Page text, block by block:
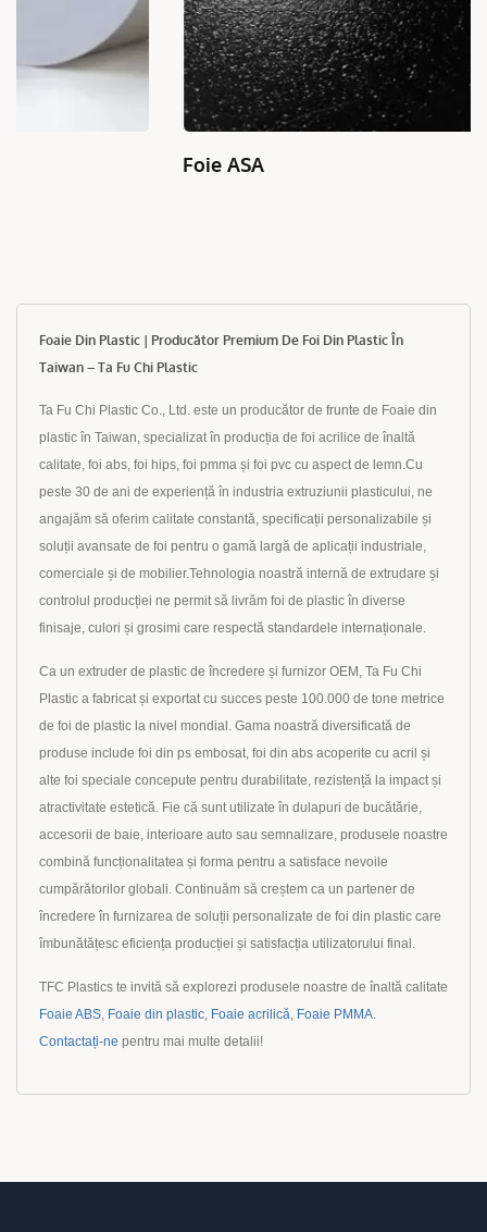
Foaie Din Plastic | Producător Premium De Foi Din Plastic În
Taiwan – Ta Fu Chi Plastic
Ta Fu Chi Plastic Co., Ltd. este un producător de frunte de Foaie din
plastic în Taiwan, specializat în producția de foi acrilice de înaltă
calitate, foi abs, foi hips, foi pmma și foi pvc cu aspect de lemn.Cu
peste 30 de ani de experiență în industria extruziunii plasticului, ne
angajăm să oferim calitate constantă, specificații personalizabile și
soluții avansate de foi pentru o gamă largă de aplicații industriale,
comerciale și de mobilier.Tehnologia noastră internă de extrudare și
controlul producției ne permit să livrăm foi de plastic în diverse
finisaje, culori și grosimi care respectă standardele internaționale.
Ca un extruder de plastic de încredere și furnizor OEM, Ta Fu Chi
Plastic a fabricat și exportat cu succes peste 100.000 de tone metrice
de foi de plastic la nivel mondial. Gama noastră diversificată de
produse include foi din ps embosat, foi din abs acoperite cu acril și
alte foi speciale concepute pentru durabilitate, rezistență la impact și
atractivitate estetică. Fie că sunt utilizate în dulapuri de bucătărie,
accesorii de baie, interioare auto sau semnalizare, produsele noastre
combină funcționalitatea și forma pentru a satisface nevoile
cumpărătorilor globali. Continuăm să creștem ca un partener de
încredere în furnizarea de soluții personalizate de foi din plastic care
îmbunătățesc eficiența producției și satisfacția utilizatorului final.
TFC Plastics te invită să explorezi produsele noastre de înaltă calitate
Foaie ABS, Foaie din plastic, Foaie acrilică, Foaie PMMA.
Contactați-ne pentru mai multe detalii!